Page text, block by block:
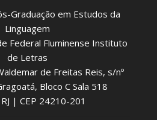
Graduação em Estudos da
Linguagem
Federal Fluminense Instituto
de Letras
de Freitas Reis, s/nº
Bloco C Sala 518
| CEP 24210-201